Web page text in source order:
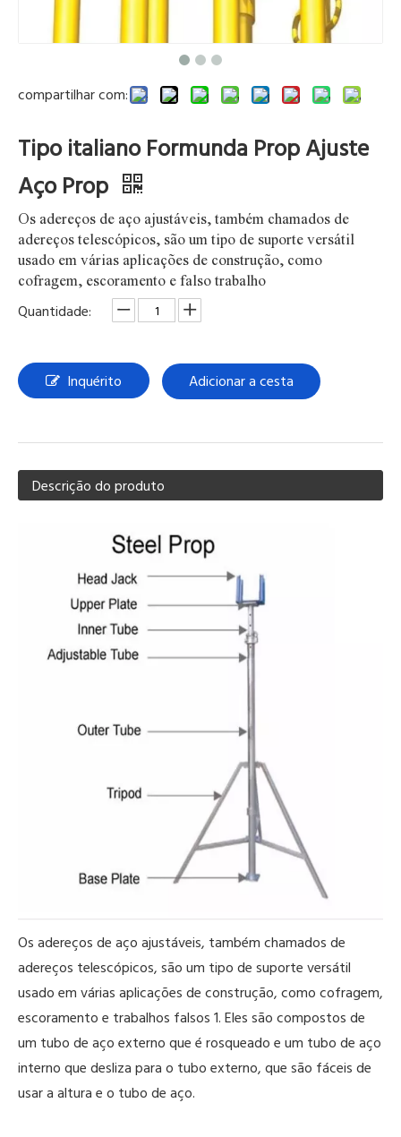
compartilhar com:
Tipo italiano Formunda Prop Ajuste
Aço Prop
Os adereços de aço ajustáveis, também chamados de
adereços telescópicos, são um tipo de suporte versátil
usado em várias aplicações de construção, como
cofragem, escoramento e falso trabalho
Quantidade:
Inquérito Adicionar a cesta
Descrição do produto
Os adereços de aço ajustáveis, também chamados de
adereços telescópicos, são um tipo de suporte versátil
usado em várias aplicações de construção, como cofragem,
escoramento e trabalhos falsos 1. Eles são compostos de
um tubo de aço externo que é rosqueado e um tubo de aço
interno que desliza para o tubo externo, que são fáceis de
usar a altura e o tubo de aço.